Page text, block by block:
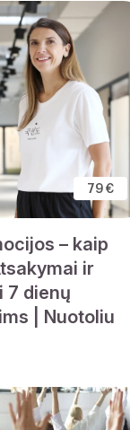
79 €
– kaip
ir
7 dienų
| Nuotoliu